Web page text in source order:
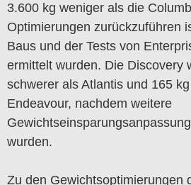
3.600 kg weniger als die
Optimierungen zurückzuführen
Baus und der Tests von
ermittelt wurden. Die Discovery
schwerer als Atlantis und 165
Endeavour, nachdem weitere
wurden.
Zu den Gewichtsoptimierungen